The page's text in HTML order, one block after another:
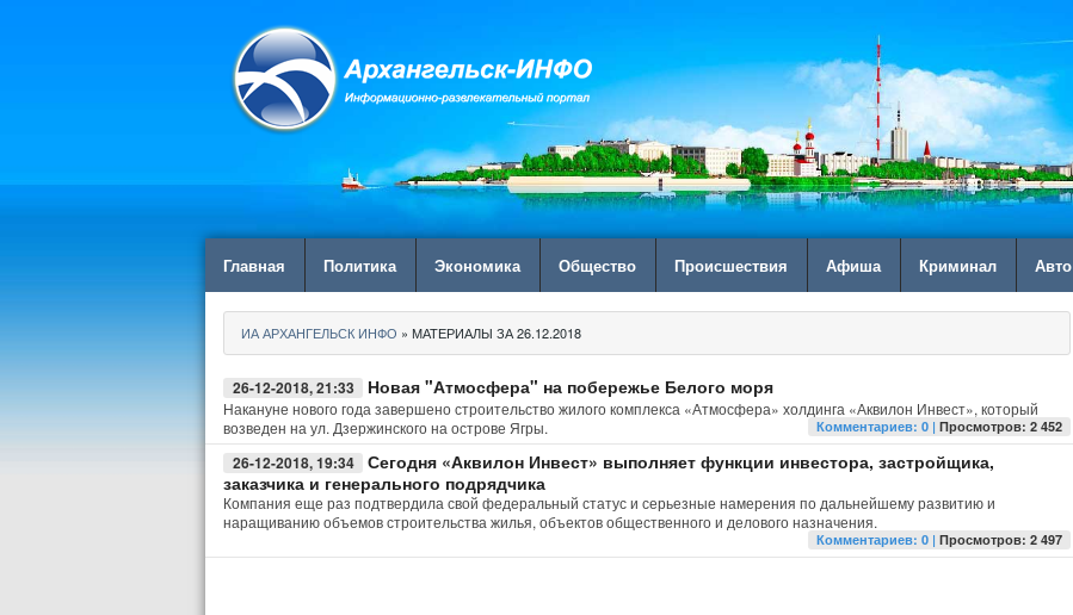
Главная Политика Экономика Общество Происшествия Афиша Криминал Авто
ИА АРХАНГЕЛЬСК ИНФО » МАТЕРИАЛЫ ЗА 26.12.2018
26-12-2018, 21:33 Новая "Атмосфера" на побережье Белого моря
Накануне нового года завершено строительство жилого комплекса «Атмосфера» холдинга «Аквилон Инвест», который
возведен на ул. Дзержинского на острове Ягры.
Комментариев: 0 |Просмотров: 2 452
26-12-2018, 19:34
Сегодня «Аквилон Инвест» выполняет функции инвестора, застройщика,
заказчика и генерального подрядчика
Компания еще раз подтвердила свой федеральный статус и серьезные намерения по дальнейшему развитию и
наращиванию объемов строительства жилья, объектов общественного и делового назначения.
Комментариев: 0 |Просмотров: 2 497